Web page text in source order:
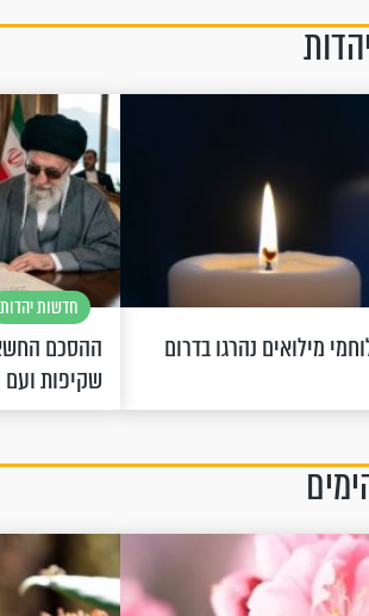
מילואים נהרגו בדרום
חדשות יהדות
ההסכם
שקיפות